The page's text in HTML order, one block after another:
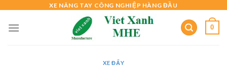
content
XE NÂNG TAY CÔNG NGHIỆP HÀNG ĐẦU
0
XE ĐẨY